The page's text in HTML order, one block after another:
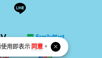
用即表示同意 。
page page
Line page